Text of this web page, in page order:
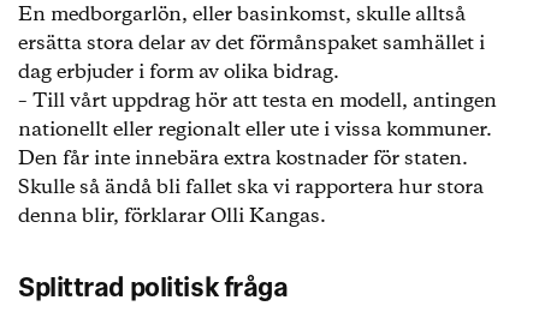
En medborgarlön, eller basinkomst, skulle alltså
ersätta stora delar av det förmånspaket samhället i
dag erbjuder i form av olika bidrag.
– Till vårt uppdrag hör att testa en modell, antingen
nationellt eller regionalt eller ute i vissa kommuner.
Den får inte innebära extra kostnader för staten.
Skulle så ändå bli fallet ska vi rapportera hur stora
denna blir, förklarar Olli Kangas.
Splittrad politisk fråga